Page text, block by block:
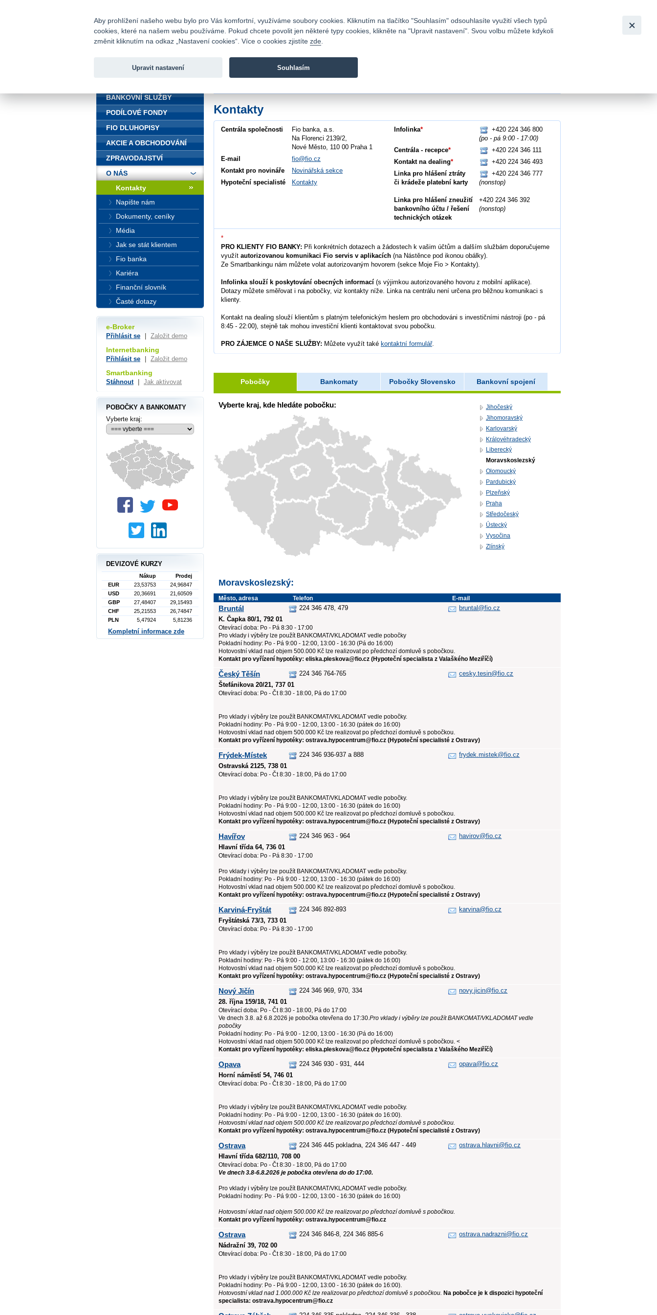
Fio banka
Fio banka je moderní česká banka. Poskytuje účty bez poplatků a
Kontakty
Centrála společnosti
Fio banka, a.s.
Na Florenci 2139/2,
Nové Město, 110 00 Praha 1
E-mail
fio@fio.cz
Kontakt pro novináře
Novinářská sekce
Hypoteční specialisté
Kontakty
Infolinka*
+420 224 346 800
(po - pá 9:00 - 17:00)
Centrála - recepce*
+420 224 346 111
Kontakt na dealing*
+420 224 346 493
Linka pro hlášení ztráty
či krádeže platební karty
Linka pro hlášení zneužití
bankovního účtu / řešení
technických otázek
+420 224 346 777
(nonstop)
+420 224 346 392
(nonstop)
*
PRO KLIENTY FIO BANKY: Při konkrétních dotazech a žádostech k vašim účtům a dalším službám doporučujeme
využít autorizovanou komunikaci Fio servis v aplikacích (na Nástěnce pod ikonou obálky).
Ze Smartbankingu nám můžete volat autorizovaným hovorem (sekce Moje Fio > Kontakty).
Infolinka slouží k poskytování obecných informací (s výjimkou autorizovaného hovoru z mobilní aplikace).
Dotazy můžete směřovat i na pobočky, viz kontakty níže. Linka na centrálu není určena pro běžnou komunikaci s
klienty.
Kontakt na dealing slouží klientům s platným telefonickým heslem pro obchodováni s investičními nástroji (po - pá
8:45 - 22:00), stejně tak mohou investiční klienti kontaktovat svou pobočku.
PRO ZÁJEMCE O NAŠE SLUŽBY: Můžete využít také kontaktní formulář.
Pobočky Bankomaty Pobočky Slovensko Bankovní spojení
Vyberte kraj, kde hledáte pobočku:
Jihočeský
Jihomoravský
Karlovarský
Královéhradecký
Liberecký
Moravskoslezský
Olomoucký
Pardubický
Plzeňský
Praha
Středočeský
Ústecký
Vysočina
Zlínský
Moravskoslezský:
Město, adresa Telefon E-mail
Bruntál 224 346 478, 479
bruntal@fio.cz
K. Čapka 80/1, 792 01
Otevírací doba: Po - Pá 8:30 - 17:00
Pro vklady i výběry lze použít BANKOMAT/VKLADOMAT vedle pobočky
Pokladní hodiny: Po - Pá 9:00 - 12:00, 13:00 - 16:30 (Pá do 16:00)
Hotovostní vklad nad objem 500.000 Kč lze realizovat po předchozí domluvě s pobočkou.
Kontakt pro vyřízení hypotéky: eliska.pleskova@fio.cz (Hypoteční specialista z Valaškého Meziříčí)
Český Těšín 224 346 764-765
cesky.tesin@fio.cz
Štefánikova 20/21, 737 01
Otevírací doba: Po - Čt 8:30 - 18:00, Pá do 17:00
Pro vklady i výběry lze použít BANKOMAT/VKLADOMAT vedle pobočky.
Pokladní hodiny: Po - Pá 9:00 - 12:00, 13:00 - 16:30 (pátek do 16:00)
Hotovostní vklad nad objem 500.000 Kč lze realizovat po předchozí domluvě s pobočkou.
Kontakt pro vyřízení hypotéky: ostrava.hypocentrum@fio.cz (Hypoteční specialisté z Ostravy)
Frýdek-Místek 224 346 936-937 a 888
frydek.mistek@fio.cz
Ostravská 2125, 738 01
Otevírací doba: Po - Čt 8:30 - 18:00, Pá do 17:00
Pro vklady i výběry lze použít BANKOMAT/VKLADOMAT vedle pobočky.
Pokladní hodiny: Po - Pá 9:00 - 12:00, 13:00 - 16:30 (pátek do 16:00)
Hotovostní vklad nad objem 500.000 Kč lze realizovat po předchozí domluvě s pobočkou.
Kontakt pro vyřízení hypotéky: ostrava.hypocentrum@fio.cz (Hypoteční specialisté z Ostravy)
Havířov 224 346 963 - 964
havirov@fio.cz
Hlavní třída 64, 736 01
Otevírací doba: Po - Pá 8:30 - 17:00
Pro vklady i výběry lze použít BANKOMAT/VKLADOMAT vedle pobočky.
Pokladní hodiny: Po - Pá 9:00 - 12:00, 13:00 - 16:30 (pátek do 16:00)
Hotovostní vklad nad objem 500.000 Kč lze realizovat po předchozí domluvě s pobočkou.
Kontakt pro vyřízení hypotéky: ostrava.hypocentrum@fio.cz (Hypoteční specialisté z Ostravy)
Karviná-Fryštát 224 346 892-893
karvina@fio.cz
Fryštátská 73/3, 733 01
Otevírací doba: Po - Pá 8:30 - 17:00
Pro vklady i výběry lze použít BANKOMAT/VKLADOMAT vedle pobočky.
Pokladní hodiny: Po - Pá 9:00 - 12:00, 13:00 - 16:30 (pátek do 16:00)
Hotovostní vklad nad objem 500.000 Kč lze realizovat po předchozí domluvě s pobočkou.
Kontakt pro vyřízení hypotéky: ostrava.hypocentrum@fio.cz (Hypoteční specialisté z Ostravy)
Nový Jičín 224 346 969, 970, 334
novy.jicin@fio.cz
28. října 159/18, 741 01
Otevírací doba: Po - Čt 8:30 - 18:00, Pá do 17:00
Ve dnech 3.8. až 6.8.2026 je pobočka otevřena do 17:30.Pro vklady i výběry lze použít BANKOMAT/VKLADOMAT vedle
pobočky
Pokladní hodiny: Po - Pá 9:00 - 12:00, 13:00 - 16:30 (Pá do 16:00)
Hotovostní vklad nad objem 500.000 Kč lze realizovat po předchozí domluvě s pobočkou. <
Kontakt pro vyřízení hypotéky: eliska.pleskova@fio.cz (Hypoteční specialista z Valaškého Meziříčí)
Opava 224 346 930 - 931, 444
opava@fio.cz
Horní náměstí 54, 746 01
Otevírací doba: Po - Čt 8:30 - 18:00, Pá do 17:00
Pro vklady i výběry lze použít BANKOMAT/VKLADOMAT vedle pobočky.
Pokladní hodiny: Po - Pá 9:00 - 12:00, 13:00 - 16:30 (pátek do 16:00).
Hotovostní vklad nad objem 500.000 Kč lze realizovat po předchozí domluvě s pobočkou.
Kontakt pro vyřízení hypotéky: ostrava.hypocentrum@fio.cz (Hypoteční specialisté z Ostravy)
Ostrava 224 346 445 pokladna, 224 346 447 - 449
ostrava.hlavni@fio.cz
Hlavní třída 682/110, 708 00
Otevírací doba: Po - Čt 8:30 - 18:00, Pá do 17:00
Ve dnech 3.8-6.8.2026 je pobočka otevřena do do 17:00.
Pro vklady i výběry lze použít BANKOMAT/VKLADOMAT vedle pobočky.
Pokladní hodiny: Po - Pá 9:00 - 12:00, 13:00 - 16:30 (pátek do 16:00)
Hotovostní vklad nad objem 500.000 Kč lze realizovat po předchozí domluvě s pobočkou.
Kontakt pro vyřízení hypotéky: ostrava.hypocentrum@fio.cz
Ostrava 224 346 846-8, 224 346 885-6
ostrava.nadrazni@fio.cz
Nádražní 39, 702 00
Otevírací doba: Po - Čt 8:30 - 18:00, Pá do 17:00
Pro vklady i výběry lze použít BANKOMAT/VKLADOMAT vedle pobočky.
Pokladní hodiny: Po - Pá 9:00 - 12:00, 13:00 - 16:30 (pátek do 16:00).
Hotovostní vklad nad 1.000.000 Kč lze realizovat po předchozí domluvě s pobočkou. Na pobočce je k dispozici hypoteční
specialista: ostrava.hypocentrum@fio.cz
BANKOVNÍ SLUŽBY
PODÍLOVÉ FONDY
FIO DLUHOPISY
AKCIE A OBCHODOVÁNÍ
ZPRAVODAJSTVÍ
O NÁS
Kontakty
Napište nám
Dokumenty, ceníky
Média
Jak se stát klientem
Fio banka
Kariéra
Finanční slovník
Časté dotazy
e-Broker
Přihlásit se Založit demo
Internetbanking
Přihlásit se Založit demo
Smartbanking
Stáhnout Jak aktivovat
POBOČKY A BANKOMATY
Vyberte kraj:
DEVIZOVÉ KURZY
Nákup
Prodej
EUR
23,53753
24,96847
USD
20,36691
21,60509
GBP
27,48407
29,15493
CHF
25,21553
26,74847
PLN
5,47924 5,81236
Kompletní informace zde
Aby prohlížení našeho webu bylo pro Vás komfortní, využíváme soubory cookies. Kliknutím na tlačítko "Souhlasím" odsouhlasíte využití všech typů
cookies, které na našem webu používáme. Pokud chcete povolit jen některé typy cookies, klikněte na "Upravit nastavení". Svou volbu můžete kdykoli
změnit kliknutím na odkaz „Nastavení cookies“. Více o cookies zjistíte zde
Upravit nastavení Souhlasím